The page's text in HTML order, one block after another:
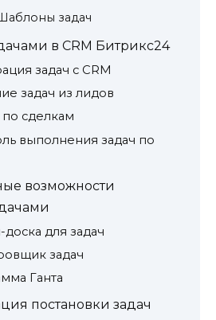
задач
в CRM Битрикс24
задач с CRM
задач из лидов
по сделкам
выполнения задач по
возможности
доска для задач
задач
Ганта
постановки задач